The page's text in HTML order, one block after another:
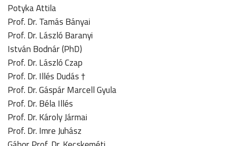
Potyka Attila
Prof. Dr. Tamás Bányai
Prof. Dr. László Baranyi
István Bodnár (PhD)
Prof. Dr. László Czap
Prof. Dr. Illés Dudás †
Prof. Dr. Gáspár Marcell Gyula
Prof. Dr. Béla Illés
Prof. Dr. Károly Jármai
Prof. Dr. Imre Juhász